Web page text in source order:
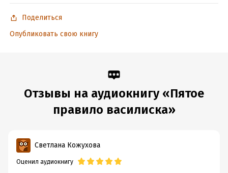
Поделиться
Опубликовать свою книгу
Отзывы на аудиокнигу «Пятое
правило василиска»
Светлана Кожухова
Оценил аудиокнигу